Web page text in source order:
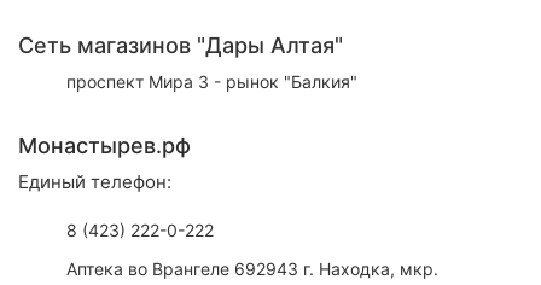
Сеть магазинов "Дары Алтая"
проспект Мира 3 - рынок "Балкия"
Монастырев.рф
Единый телефон:
8 (423) 222-0-222
Аптека во Врангеле 692943 г. Находка, мкр.